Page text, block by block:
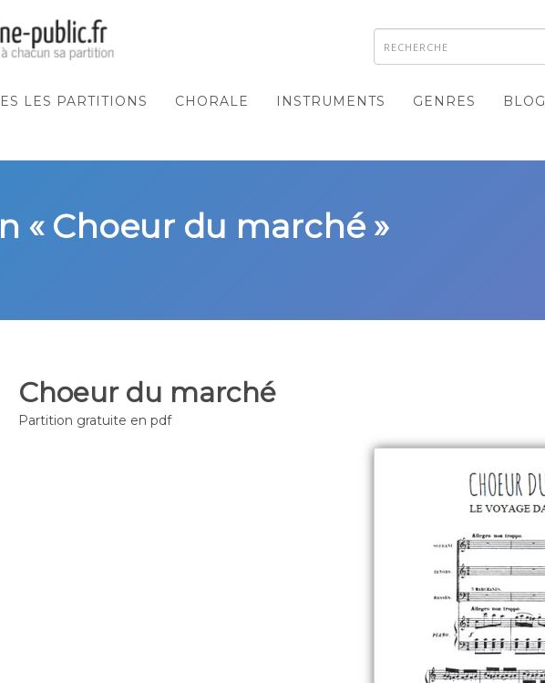
LES PARTITIONS CHORALE INSTRUMENTS GENRES BLOG
« Choeur du marché »
Choeur du marché
Partition gratuite en pdf